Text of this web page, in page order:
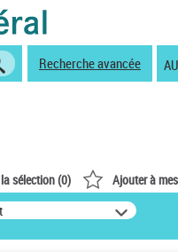
Recherche avancée
sélection (0) Ajouter à